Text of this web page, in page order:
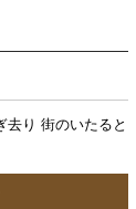
去り 街のいたると